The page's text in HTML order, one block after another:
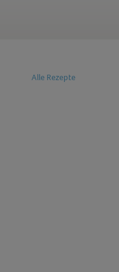
Alle Rezepte